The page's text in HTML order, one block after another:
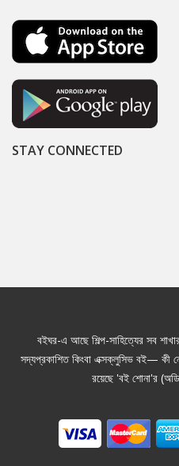
STAY CONNECTED
বইঘর-এ আছে শিল্প-সাহিত্যের সব
সদ্যপ্রকাশিত কিংবা এক্সক্লুসিভ বই—
রয়েছে 'বই শোনা'র